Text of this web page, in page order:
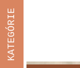
KATEGÓRIE